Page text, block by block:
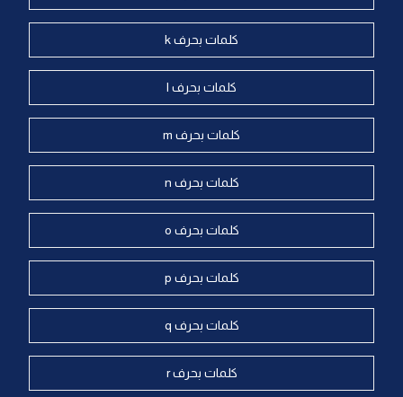
كلمات بحرف k
كلمات بحرف l
كلمات بحرف m
كلمات بحرف n
كلمات بحرف o
كلمات بحرف p
كلمات بحرف q
كلمات بحرف r